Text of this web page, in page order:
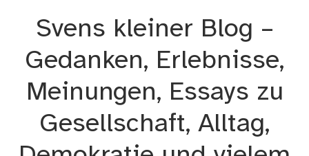
Svens kleiner Blog –
Gedanken, Erlebnisse,
Meinungen, Essays zu
Gesellschaft, Alltag,